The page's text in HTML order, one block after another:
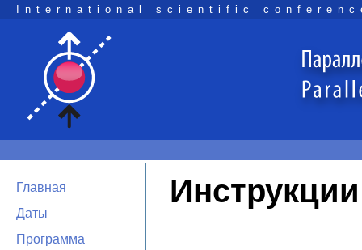
International scientific
Главная
Даты
Программа